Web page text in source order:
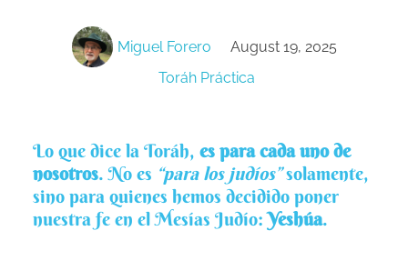
Miguel Forero
August 19, 2025
Toráh Práctica
Lo que dice la Toráh, es para cada uno de
nosotros. No es “para los judíos”solamente,
sino para quienes hemos decidido poner
nuestra fe en el Mesías Judío:Yeshúa.